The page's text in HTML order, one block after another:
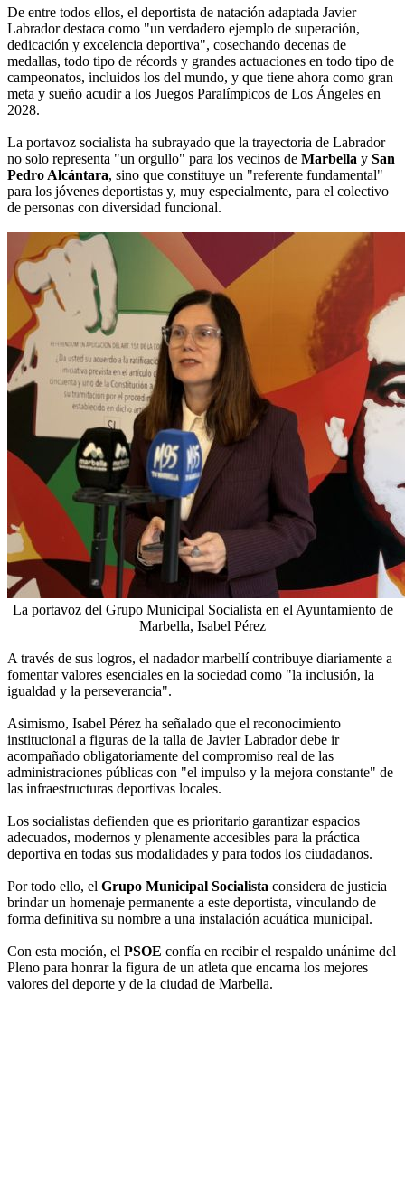
De entre todos ellos, el deportista de natación adaptada Javier
Labrador destaca como "un verdadero ejemplo de superación,
dedicación y excelencia deportiva", cosechando decenas de
medallas, todo tipo de récords y grandes actuaciones en todo tipo de
campeonatos, incluidos los del mundo, y que tiene ahora como gran
meta y sueño acudir a los Juegos Paralímpicos de Los Ángeles en
2028.
La portavoz socialista ha subrayado que la trayectoria de Labrador
no solo representa "un orgullo" para los vecinos de Marbella y San
Pedro Alcántara, sino que constituye un "referente fundamental"
para los jóvenes deportistas y, muy especialmente, para el colectivo
de personas con diversidad funcional.
La portavoz del Grupo Municipal Socialista en el Ayuntamiento de
Marbella, Isabel Pérez
A través de sus logros, el nadador marbellí contribuye diariamente a
fomentar valores esenciales en la sociedad como "la inclusión, la
igualdad y la perseverancia".
Asimismo, Isabel Pérez ha señalado que el reconocimiento
institucional a figuras de la talla de Javier Labrador debe ir
acompañado obligatoriamente del compromiso real de las
administraciones públicas con "el impulso y la mejora constante" de
las infraestructuras deportivas locales.
Los socialistas defienden que es prioritario garantizar espacios
adecuados, modernos y plenamente accesibles para la práctica
deportiva en todas sus modalidades y para todos los ciudadanos.
Por todo ello, el Grupo Municipal Socialista considera de justicia
brindar un homenaje permanente a este deportista, vinculando de
forma definitiva su nombre a una instalación acuática municipal.
Con esta moción, el PSOE confía en recibir el respaldo unánime del
Pleno para honrar la figura de un atleta que encarna los mejores
valores del deporte y de la ciudad de Marbella.